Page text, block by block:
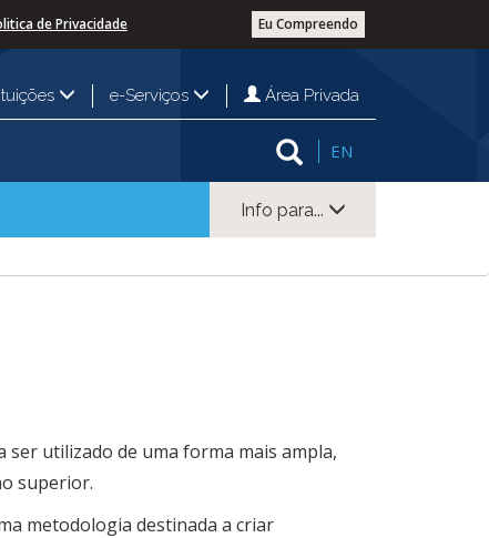
Eu Compreendo
de Privacidade
e-Serviços Área Privada
EN
Info para...
ser utilizado de uma forma mais ampla,
superior.
metodologia destinada a criar